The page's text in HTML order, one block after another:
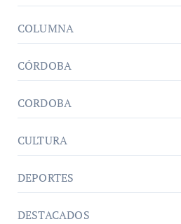
COLUMNA
CÓRDOBA
CORDOBA
CULTURA
DEPORTES
DESTACADOS